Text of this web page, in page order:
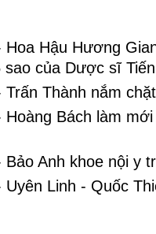
Hoa Hậu Hương
của Dược sĩ Tiến
Trấn Thành nắm
Hoàng Bách làm
Bảo Anh khoe nội y
Uyên Linh - Quốc